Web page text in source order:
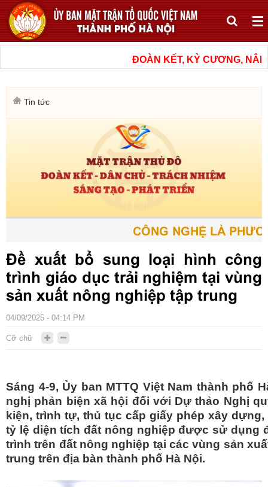
ĐOÀN KẾT, KỶ CƯƠNG,
Tin tức
CÔNG NGHỆ LÀ
Đề xuất bổ sung loại hình công
trình giáo dục trải nghiệm tại vùng
sản xuất nông nghiệp tập trung
04/09/2025 - 04:14 PM
Cỡ chữ
Sáng 4-9, Ủy ban MTTQ Việt Nam thành phố
nghị phản biện xã hội đối với Dự thảo Nghị
kiện, trình tự, thủ tục cấp giấy phép xây
tỷ lệ diện tích đất nông nghiệp được sử dụng
trình trên đất nông nghiệp tại các vùng sản
trung trên địa bàn thành phố Hà Nội.